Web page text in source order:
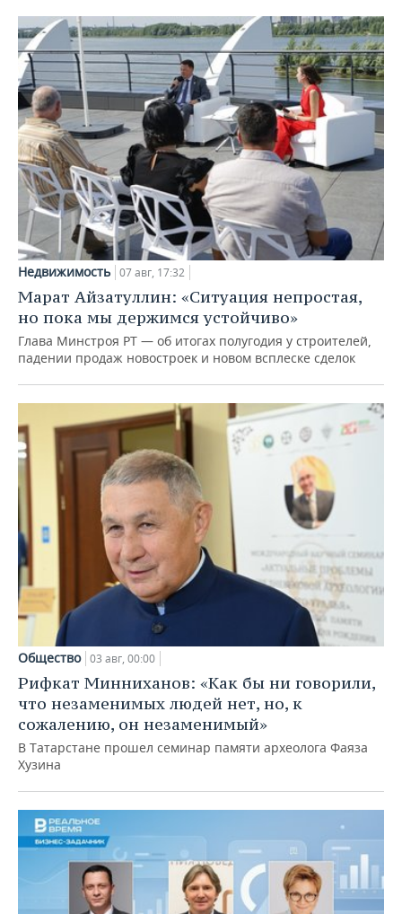
Недвижимость 07 авг, 17:32
Марат Айзатуллин: «Ситуация непростая,
но пока мы держимся устойчиво»
Глава Минстроя РТ — об итогах полугодия у строителей,
падении продаж новостроек и новом всплеске сделок
Общество 03 авг, 00:00
Рифкат Минниханов: «Как бы ни говорили,
что незаменимых людей нет, но, к
сожалению, он незаменимый»
В Татарстане прошел семинар памяти археолога Фаяза
Хузина